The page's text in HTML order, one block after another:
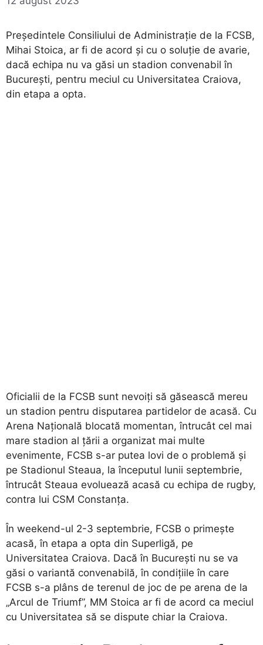
Preşedintele Consiliului de Administraţie de la FCSB,
Mihai Stoica, ar fi de acord şi cu o soluţie de avarie,
dacă echipa nu va găsi un stadion convenabil în
Bucureşti, pentru meciul cu Universitatea Craiova,
din etapa a opta.
Oficialii de la FCSB sunt nevoiţi să găsească mereu
un stadion pentru disputarea partidelor de acasă. Cu
Arena Naţională blocată momentan, întrucât cel mai
mare stadion al ţării a organizat mai multe
evenimente, FCSB s-ar putea lovi de o problemă şi
pe Stadionul Steaua, la începutul lunii septembrie,
întrucât Steaua evoluează acasă cu echipa de rugby,
contra lui CSM Constanţa.
În weekend-ul 2-3 septembrie, FCSB o primeşte
acasă, în etapa a opta din Superligă, pe
Universitatea Craiova. Dacă în Bucureşti nu se va
găsi o variantă convenabilă, în condiţiile în care
FCSB s-a plâns de terenul de joc de pe arena de la
„Arcul de Triumf”, MM Stoica ar fi de acord ca meciul
cu Universitatea să se dispute chiar la Craiova.